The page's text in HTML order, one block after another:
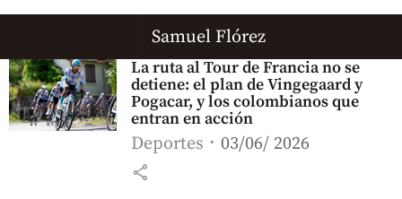
Samuel Flórez
La ruta al Tour de Francia no se
detiene: el plan de Vingegaard y
Pogacar, y los colombianos que
entran en acción
Deportes 03/06/ 2026
share